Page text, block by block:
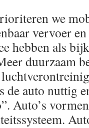
we
vervoer
hebben als
duurzaam
de auto nuttig
Auto’s